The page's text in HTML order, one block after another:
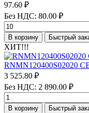
97.60 ₽
Без НДС: 80.00 ₽
В корзину Быстрый
ХИТ!!!
RNMN120400S02020
3 525.80 ₽
Без НДС: 2 890.00 ₽
В корзину Быстрый